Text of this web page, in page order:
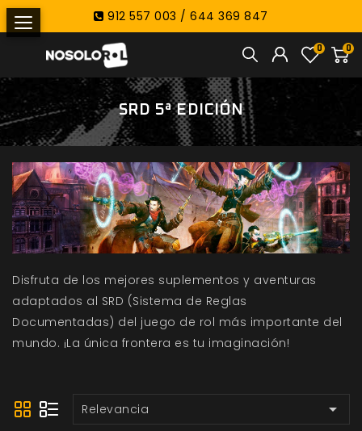
912 557 003 / 644 369 847
0
0
SRD 5ª EDICIÓN
Disfruta de los mejores suplementos y aventuras
adaptados al SRD (Sistema de Reglas
Documentadas) del juego de rol más importante del
mundo. ¡La única frontera es tu imaginación!
Relevancia 